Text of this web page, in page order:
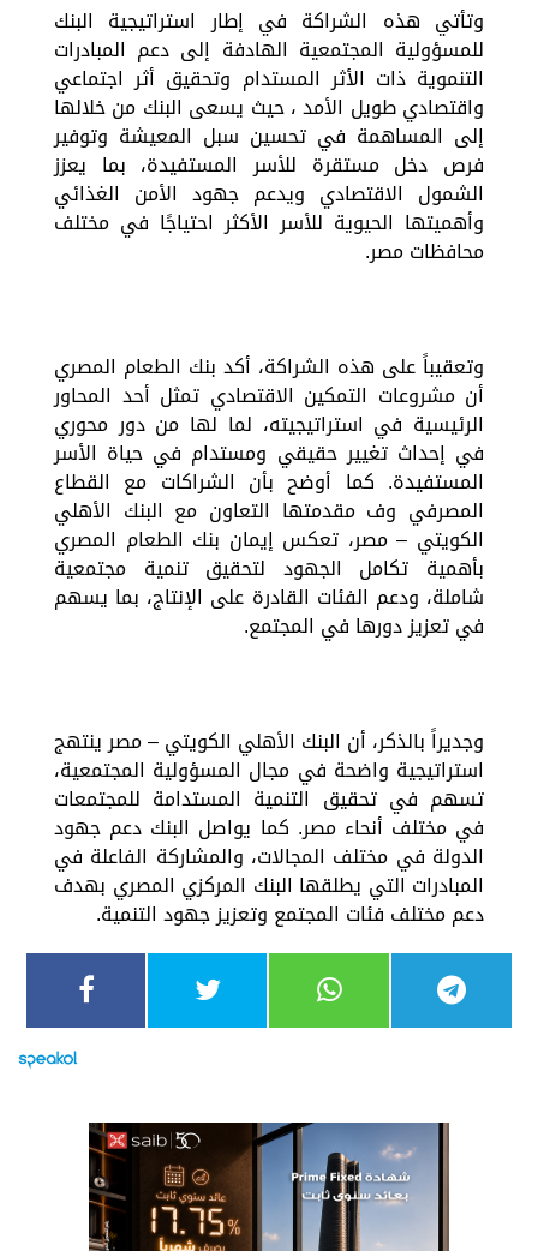
وتأتي هذه الشراكة في إطار استراتيجية البنك
للمسؤولية المجتمعية الهادفة إلى دعم المبادرات
التنموية ذات الأثر المستدام وتحقيق أثر اجتماعي
واقتصادي طويل الأمد ، حيث يسعى البنك من خلالها
إلى المساهمة في تحسين سبل المعيشة وتوفير
فرص دخل مستقرة للأسر المستفيدة، بما يعزز
الشمول الاقتصادي ويدعم جهود الأمن الغذائي
وأهميتها الحيوية للأسر الأكثر احتياجًا في مختلف
محافظات مصر.
وتعقيباً على هذه الشراكة، أكد بنك الطعام المصري
أن مشروعات التمكين الاقتصادي تمثل أحد المحاور
الرئيسية في استراتيجيته، لما لها من دور محوري
في إحداث تغيير حقيقي ومستدام في حياة الأسر
المستفيدة. كما أوضح بأن الشراكات مع القطاع
المصرفي وف مقدمتها التعاون مع البنك الأهلي
الكويتي – مصر، تعكس إيمان بنك الطعام المصري
بأهمية تكامل الجهود لتحقيق تنمية مجتمعية
شاملة، ودعم الفئات القادرة على الإنتاج، بما يسهم
في تعزيز دورها في المجتمع.
وجديراً بالذكر، أن البنك الأهلي الكويتي – مصر ينتهج
استراتيجية واضحة في مجال المسؤولية المجتمعية،
تسهم في تحقيق التنمية المستدامة للمجتمعات
في مختلف أنحاء مصر. كما يواصل البنك دعم جهود
الدولة في مختلف المجالات، والمشاركة الفاعلة في
المبادرات التي يطلقها البنك المركزي المصري بهدف
دعم مختلف فئات المجتمع وتعزيز جهود التنمية.